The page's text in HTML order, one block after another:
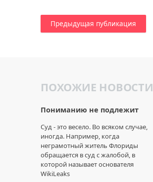
Предыдущая публикация
ПОХОЖИЕ НОВОСТИ
Пониманию не подлежит
Суд - это весело. Во всяком случае,
иногда. Например, когда
неграмотный житель Флориды
обращается в суд с жалобой, в
которой называет основателя
WikiLeaks